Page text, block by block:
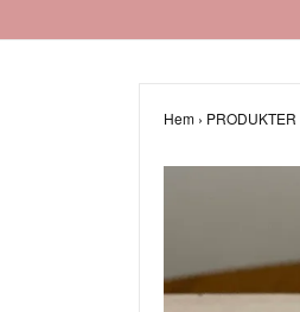
Hem › PRODUKTER